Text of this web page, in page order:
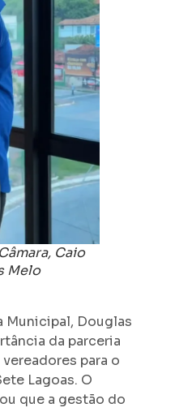
Caio
Melo
Municipal, Douglas
da parceria
para o
Lagoas. O
que a gestão do